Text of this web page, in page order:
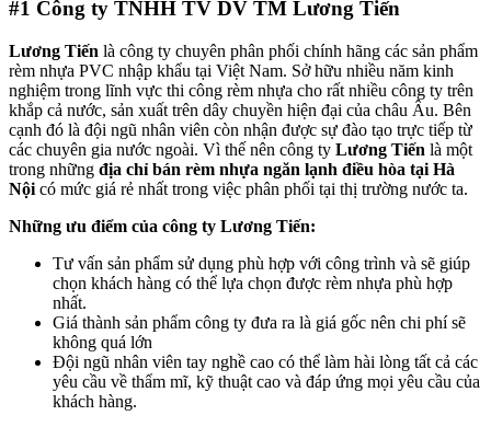
#1 Công ty TNHH TV DV TM Lương Tiến
Lương Tiến là công ty chuyên phân phối chính hãng các sản phẩm
rèm nhựa PVC nhập khẩu tại Việt Nam. Sở hữu nhiều năm kinh
nghiệm trong lĩnh vực thi công rèm nhựa cho rất nhiều công ty trên
khắp cả nước, sản xuất trên dây chuyền hiện đại của châu Âu. Bên
cạnh đó là đội ngũ nhân viên còn nhận được sự đào tạo trực tiếp từ
các chuyên gia nước ngoài. Vì thế nên công ty Lương Tiến là một
trong những địa chỉ bán rèm nhựa ngăn lạnh điều hòa tại Hà
Nội có mức giá rẻ nhất trong việc phân phối tại thị trường nước ta.
Những ưu điểm của công ty Lương Tiến:
Tư vấn sản phẩm sử dụng phù hợp với công trình và sẽ giúp
chọn khách hàng có thể lựa chọn được rèm nhựa phù hợp
nhất.
Giá thành sản phẩm công ty đưa ra là giá gốc nên chi phí sẽ
không quá lớn
Đội ngũ nhân viên tay nghề cao có thể làm hài lòng tất cả các
yêu cầu về thẩm mĩ, kỹ thuật cao và đáp ứng mọi yêu cầu của
khách hàng.